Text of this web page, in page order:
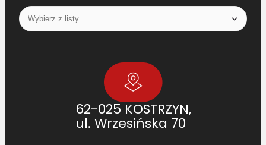
62-025 KOSTRZYN,
ul. Wrzesińska 70